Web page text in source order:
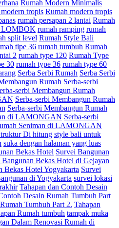
Rumah Modern Minimalis
tropis Rumah modern tropis
rumah persapan 2 lantai Rumah
LOMBOK rumah ramping rumah
split level Rumah Style Bali
tipe 36 rumah tumbuh Rumah
2 rumah type 120 Rumah Type
30 rumah type 36 rumah type 60
Serba Serbi Rumah Serba Serbi
Rumah Serba-serbi
serbi Membangun Rumah
Serba-serbi Membangun Rumah
Serba-serbi Membangun Rumah
di LAMONGAN Serba-serbi
Seniman di LAMONGAN
Di hitung style bali untuk
suka dengan halaman yang luas
Bekas Hotel Survei Bangunan
Bangunan Bekas Hotel di Gejayan
Bekas Hotel Yogyakarta Survei
di Yogyakarta survei lokasi
Tahapan dan Contoh Desain
Desain Rumah Tumbuh Part
Tumbuh Part 2. Tahapan
Rumah tumbuh tampak muka
Dalam Renovasi Rumah di